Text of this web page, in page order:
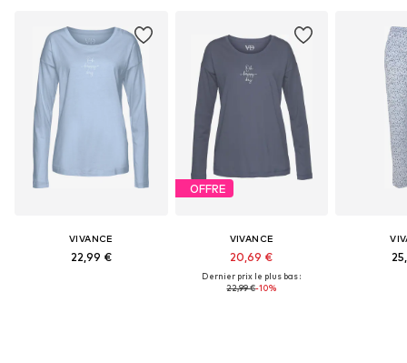
VIVANCE
22,99 €
OFFRE
VIVANCE
20,69 €
Dernier prix le plus bas :
22,99 €-10%